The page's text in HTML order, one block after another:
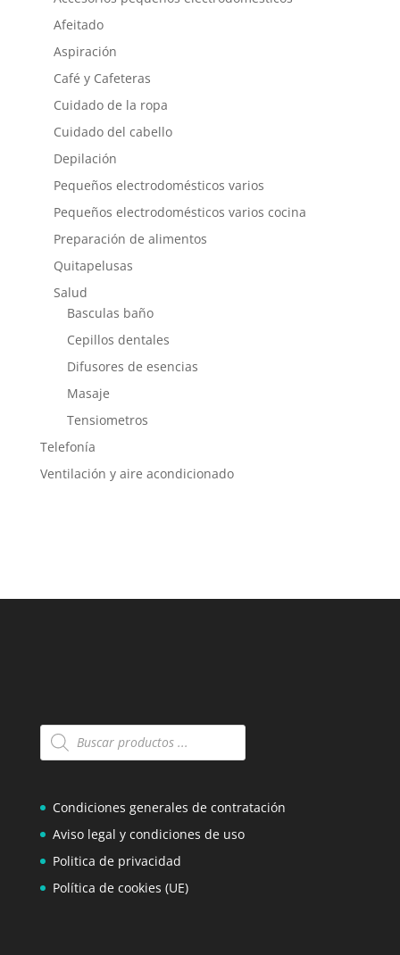
Afeitado
Aspiración
Café y Cafeteras
Cuidado de la ropa
Cuidado del cabello
Depilación
Pequeños electrodomésticos varios
Pequeños electrodomésticos varios cocina
Preparación de alimentos
Quitapelusas
Salud
Basculas baño
Cepillos dentales
Difusores de esencias
Masaje
Tensiometros
Telefonía
Ventilación y aire acondicionado
Búsqueda
de
Condiciones generales de contratación
Aviso legal y condiciones de uso
Politica de privacidad
Política de cookies (UE)